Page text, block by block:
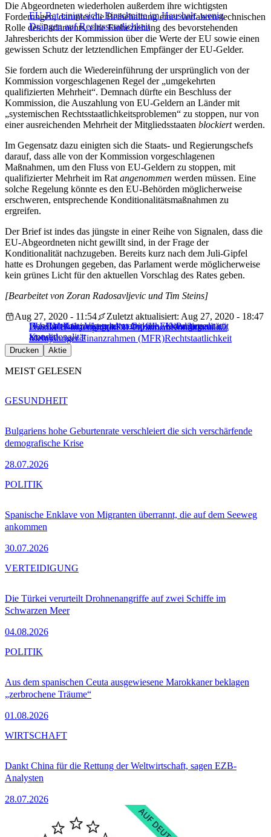
EU-Rat einigt sich: Einschnitte im Haushalt, wenig
Drängen auf Rechtsstaatlichkeit
Die Abgeordneten wiederholen außerdem ihre wichtigsten
Forderungen, darunter die Beibehaltung einer verfahrenstechnischen
Rolle des Parlaments, eine Einbeziehung des bevorstehenden
Jahresberichts der Kommission über die Werte der EU sowie einen
gewissen Schutz der letztendlichen Empfänger der EU-Gelder.
Sie fordern auch die Wiedereinführung der ursprünglich von der
Kommission vorgeschlagenen Regel der „umgekehrten
qualifizierten Mehrheit“. Demnach dürfte ein Beschluss der
Kommission, die Auszahlung von EU-Geldern an Länder mit
„systemischen Rechtsstaatlichkeitsproblemen“ zu stoppen, nur von
einer ausreichenden Mehrheit der Mitgliedsstaaten blockiertwerden.
Im Gegensatz dazu einigten sich die Staats- und Regierungschefs
darauf, dass alle von der Kommission vorgeschlagenen
Maßnahmen, um den Fluss von EU-Geldern zu stoppen, mit
qualifizierter Mehrheit im Rat angenommen werden müssen. Eine
solche Regelung könnte es den EU-Behörden möglicherweise
erschweren, entsprechende Konditionalitätsmaßnahmen zu
ergreifen.
Der Brief ist indes das jüngste in einer Reihe von Signalen, dass die
EU-Abgeordneten nicht gewillt sind, in der Frage der
Konditionalität nachzugeben. Bereits kurz nach dem Juli-Gipfel
hatte es Drohungen gegeben, das Parlament werde möglicherweise
kein grünes Licht für den aktuellen Vorschlag des Rates geben.
[Bearbeitet von Zoran Radosavljevic und Tim Steins]
Haushaltskürzungen beim Gipfel: EU-Parlament not
amused
Das EU-Konjunkturpaket und die „Konditionalität“
EU-Haushalt: Visegrad wehrt sich weiter gegen
Konditionalität
Aug 27, 2020 - 11:54
Zuletzt aktualisiert: Aug 27, 2020 - 18:47
PolitikEU-InnenpolitikEU-ParlamentKonditionalität
Mehrjähriger Finanzrahmen (MFR)Rechtstaatlichkeit
Drucken Aktie
MEIST GELESEN
Bulgariens hohe Geburtenrate verschleiert die sich verschärfende
demografische Krise
28.07.2026
GESUNDHEIT
Spanische Enklave von Migranten überrannt, die auf dem Seeweg
ankommen
30.07.2026
POLITIK
Die Türkei verurteilt Drohnenangriffe auf zwei Schiffe im
Schwarzen Meer
04.08.2026
VERTEIDIGUNG
Aus dem spanischen Ceuta ausgewiesene Marokkaner beklagen
„zerbrochene Träume“
01.08.2026
POLITIK
Dankt China für die Rettung der Weltwirtschaft, sagen EZB-
Analysten
28.07.2026
WIRTSCHAFT